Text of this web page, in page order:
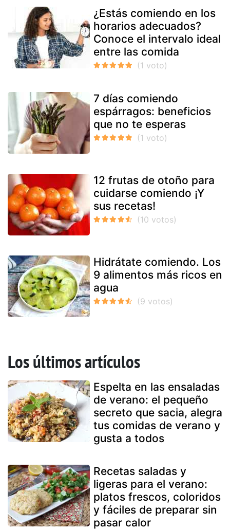
¿Estás comiendo en los
horarios adecuados?
Conoce el intervalo ideal
entre las comida
7 días comiendo
espárragos: beneficios
que no te esperas
12 frutas de otoño para
cuidarse comiendo ¡Y
sus recetas!
Hidrátate comiendo. Los
9 alimentos más ricos en
agua
Los últimos artículos
Espelta en las ensaladas
de verano: el pequeño
secreto que sacia, alegra
tus comidas de verano y
gusta a todos
Recetas saladas y
ligeras para el verano:
platos frescos, coloridos
y fáciles de preparar sin
pasar calor